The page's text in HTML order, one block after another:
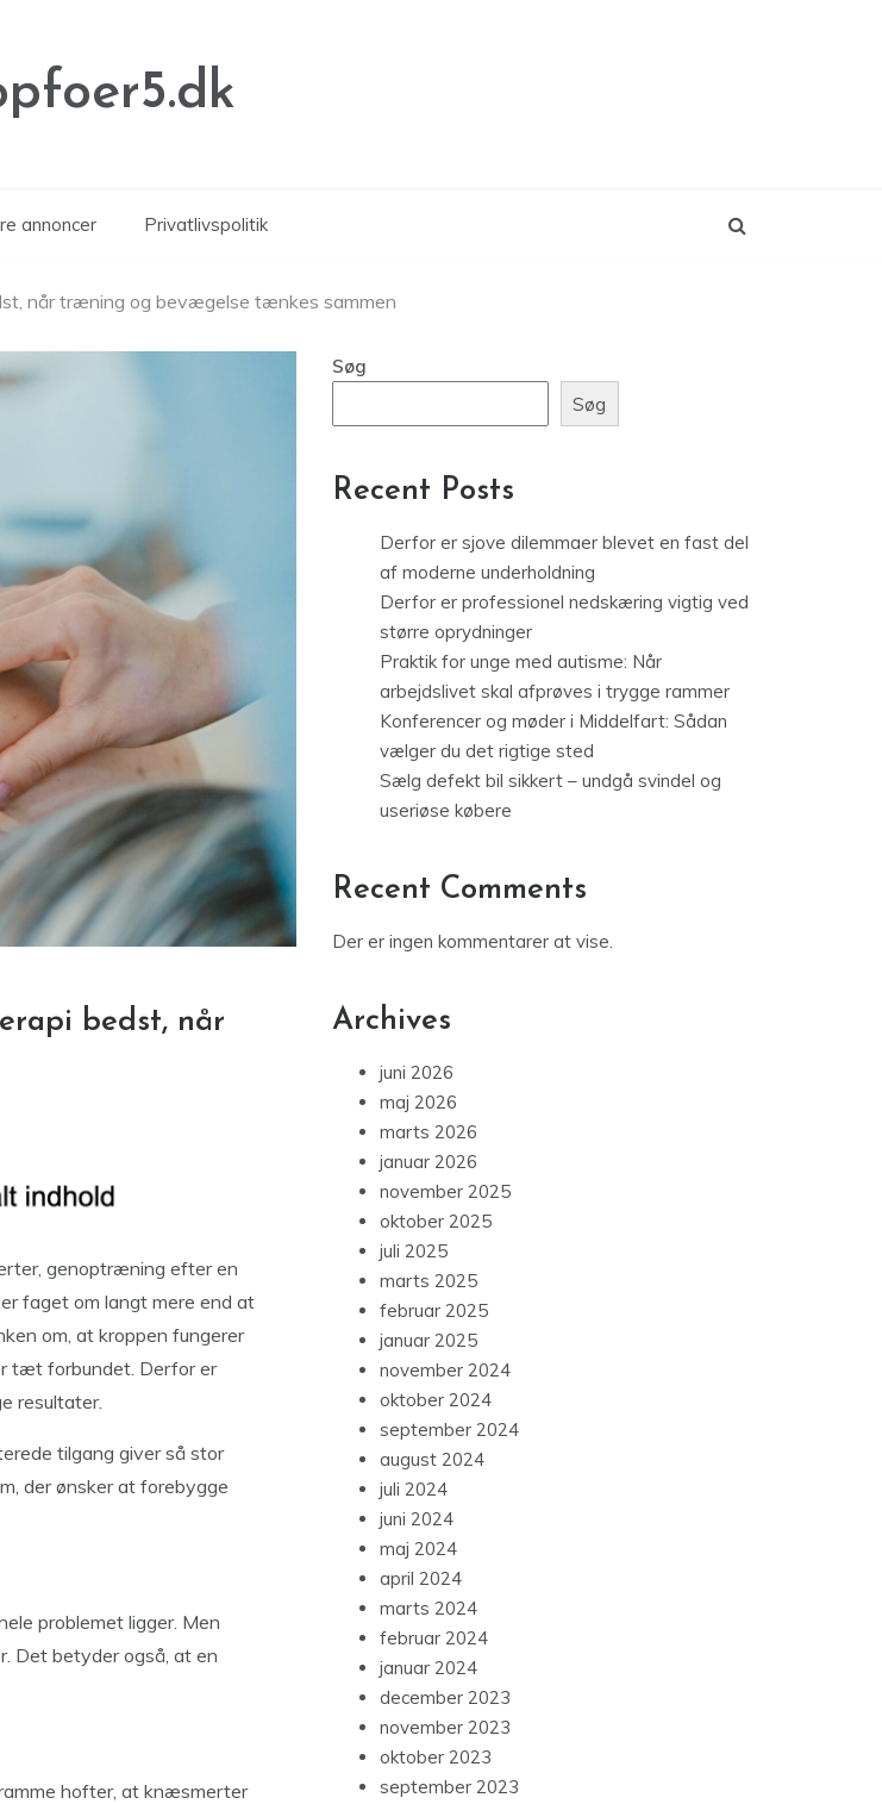
annoncer Privatlivspolitik
når træning og bevægelse tænkes sammen
bedst, når
genoptræning efter en
faget om langt mere end at
om, at kroppen fungerer
tæt forbundet. Derfor er
resultater.
tilgang giver så stor
der ønsker at forebygge
problemet ligger. Men
Det betyder også, at en
hofter, at knæsmerter
Søg
Søg
Recent Posts
Derfor er sjove dilemmaer blevet en fast del
af moderne underholdning
Derfor er professionel nedskæring vigtig ved
større oprydninger
Praktik for unge med autisme: Når
arbejdslivet skal afprøves i trygge rammer
Konferencer og møder i Middelfart: Sådan
vælger du det rigtige sted
Sælg defekt bil sikkert – undgå svindel og
useriøse købere
Recent Comments
Der er ingen kommentarer at vise.
Archives
juni 2026
maj 2026
marts 2026
januar 2026
november 2025
oktober 2025
juli 2025
marts 2025
februar 2025
januar 2025
november 2024
oktober 2024
september 2024
august 2024
juli 2024
juni 2024
maj 2024
april 2024
marts 2024
februar 2024
januar 2024
december 2023
november 2023
oktober 2023
september 2023